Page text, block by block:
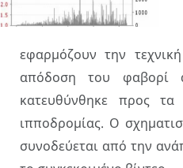
εφαρμόζουν την
απόδοση του φαβορί
κατευθύνθηκε προς
ιπποδρομίας. Ο
συνοδεύεται από την